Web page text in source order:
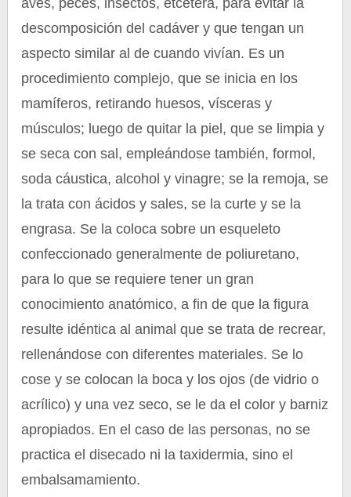
aves, peces, insectos, etcétera, para evitar la
descomposición del cadáver y que tengan un
aspecto similar al de cuando vivían. Es un
procedimiento complejo, que se inicia en los
mamíferos, retirando huesos, vísceras y
músculos; luego de quitar la piel, que se limpia y
se seca con sal, empleándose también, formol,
soda cáustica, alcohol y vinagre; se la remoja, se
la trata con ácidos y sales, se la curte y se la
engrasa. Se la coloca sobre un esqueleto
confeccionado generalmente de poliuretano,
para lo que se requiere tener un gran
conocimiento anatómico, a fin de que la figura
resulte idéntica al animal que se trata de recrear,
rellenándose con diferentes materiales. Se lo
cose y se colocan la boca y los ojos (de vidrio o
acrílico) y una vez seco, se le da el color y barniz
apropiados. En el caso de las personas, no se
practica el disecado ni la taxidermia, sino el
embalsamamiento.